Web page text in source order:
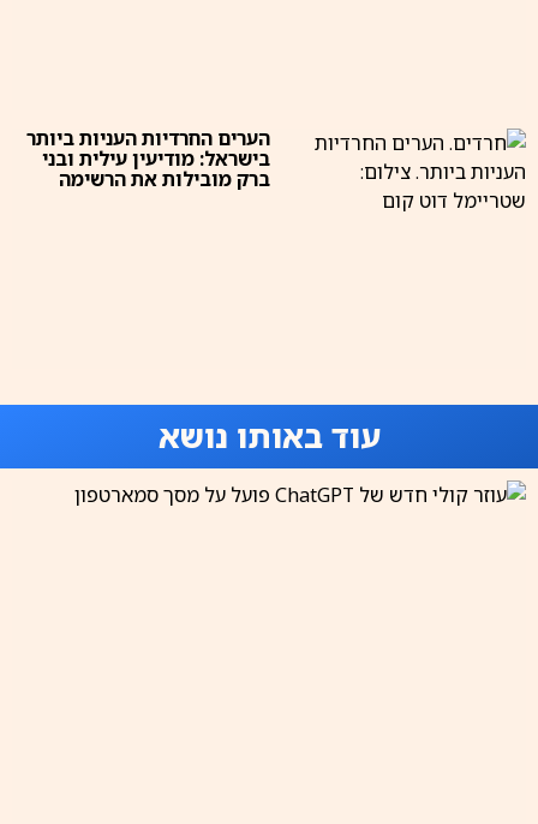
הערים החרדיות העניות ביותר
בישראל: מודיעין עילית ובני
ברק מובילות את הרשימה
עוד באותו נושא